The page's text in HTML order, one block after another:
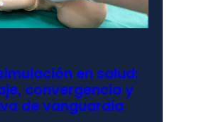
en salud:
convergencia y
de vanguardia